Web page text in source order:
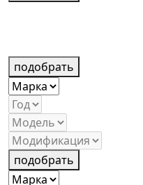
подобрать
подобрать